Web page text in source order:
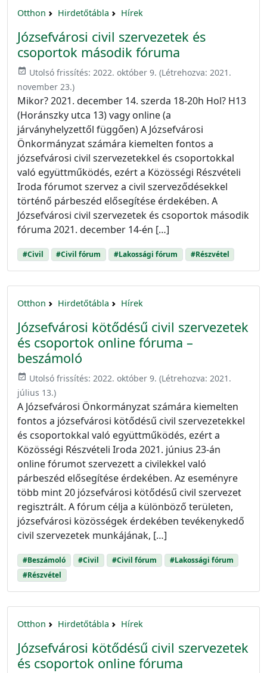
Otthon Hirdetőtábla Hírek
Józsefvárosi civil szervezetek és
csoportok második fóruma
event_available Utolsó frissítés: 2022. október 9. (Létrehozva: 2021.
november 23.)
Mikor? 2021. december 14. szerda 18-20h Hol? H13
(Horánszky utca 13) vagy online (a
járványhelyzettől függően) A Józsefvárosi
Önkormányzat számára kiemelten fontos a
józsefvárosi civil szervezetekkel és csoportokkal
való együttműködés, ezért a Közösségi Részvételi
Iroda fórumot szervez a civil szerveződésekkel
történő párbeszéd elősegítése érdekében. A
Józsefvárosi civil szervezetek és csoportok második
fóruma 2021. december 14-én […]
#Civil #Civil fórum #Lakossági fórum #Részvétel
Otthon Hirdetőtábla Hírek
Józsefvárosi kötődésű civil szervezetek
és csoportok online fóruma –
beszámoló
event_available Utolsó frissítés: 2022. október 9. (Létrehozva: 2021.
július 13.)
A Józsefvárosi Önkormányzat számára kiemelten
fontos a józsefvárosi kötődésű civil szervezetekkel
és csoportokkal való együttműködés, ezért a
Közösségi Részvételi Iroda 2021. június 23-án
online fórumot szervezett a civilekkel való
párbeszéd elősegítése érdekében. Az eseményre
több mint 20 józsefvárosi kötődésű civil szervezet
regisztrált. A fórum célja a különböző területen,
józsefvárosi közösségek érdekében tevékenykedő
civil szervezetek munkájának, […]
#Beszámoló #Civil #Civil fórum
#Lakossági fórum
#Részvétel
Otthon Hirdetőtábla Hírek
Józsefvárosi kötődésű civil szervezetek
és csoportok online fóruma